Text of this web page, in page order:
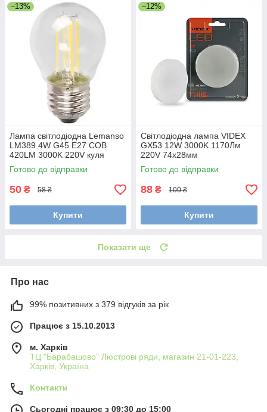
–13%
Лампа світлодіодна Lemanso
LM389 4W G45 E27 COB
420LM 3000K 220V куля
Готово до відправки
50 ₴ 58 ₴
Купити
–12%
Світлодіодна лампа VIDEX
GX53 12W 3000K 1170Лм
220V 74х28мм
Готово до відправки
88 ₴ 100 ₴
Купити
Показати ще
Про нас
99% позитивних з 379 відгуків за рік
Працює з 15.10.2013
м. Харків
ТЦ "Барабашово" Люстрові ряди, магазин 21-01-223,
Харків, Україна
Контакти
Сьогодні працює з 09:30 до 15:00